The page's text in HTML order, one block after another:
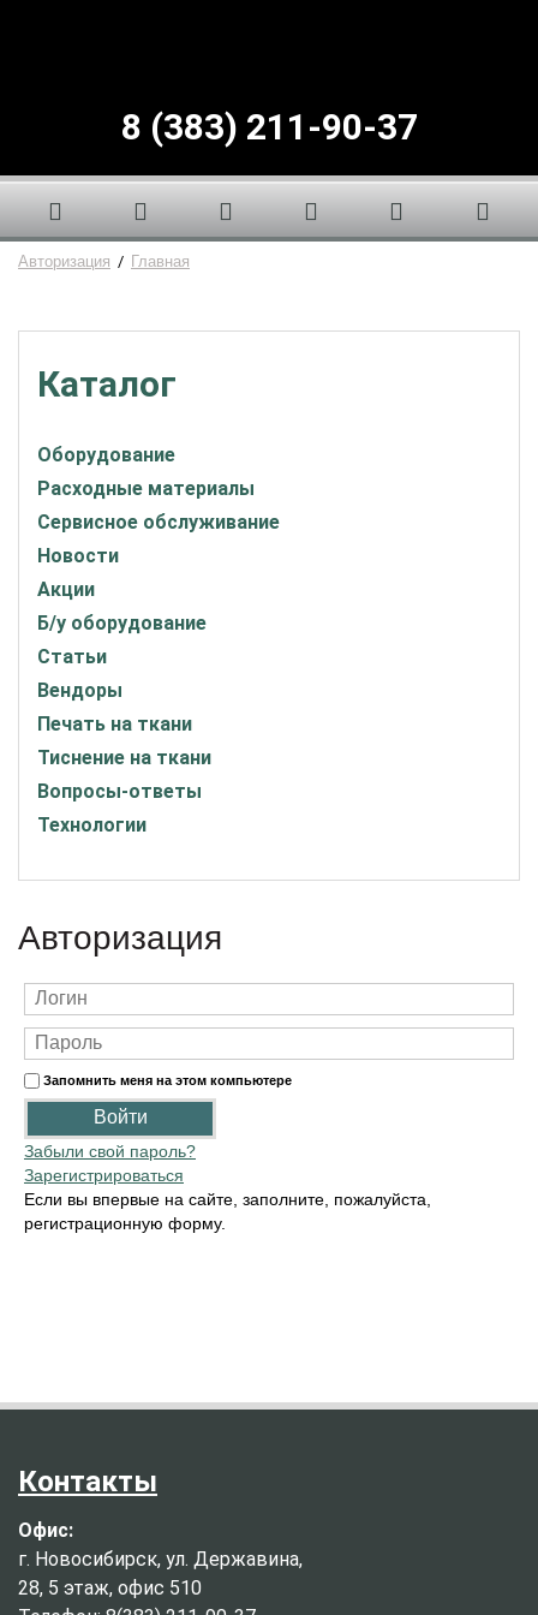
8 (383) 211-90-37
Авторизация / Главная
Каталог
Оборудование
Расходные материалы
Сервисное обслуживание
Новости
Акции
Б/у оборудование
Статьи
Вендоры
Печать на ткани
Тиснение на ткани
Вопросы-ответы
Технологии
Авторизация
Запомнить меня на этом компьютере
Забыли свой пароль?
Зарегистрироваться
Если вы впервые на сайте, заполните, пожалуйста,
регистрационную форму.
Контакты
Офис:
г. Новосибирск, ул. Державина,
28, 5 этаж, офис 510